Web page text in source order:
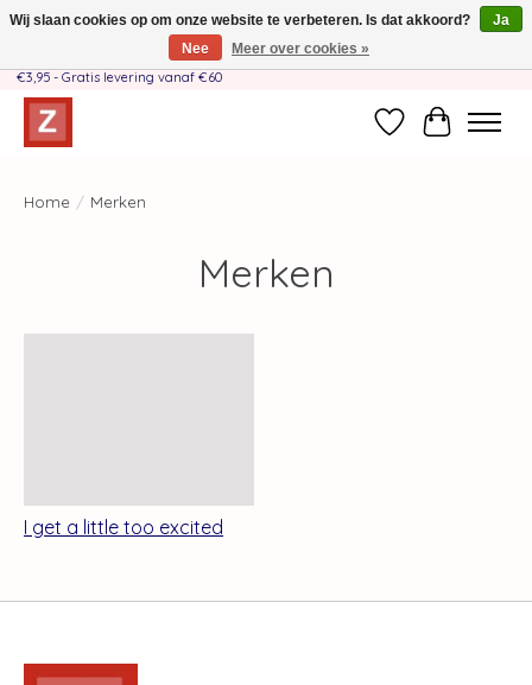
Handgemaakt door moeder-dochterteam❤️ - Verzendkosten BE & NL SLECHTS
€3,95 - Gratis levering vanaf €60
Verlanglijst
Home / Merken
Merken
I get a little too excited
Wij slaan cookies op om onze website te verbeteren. Is dat akkoord?
Ja
Nee
Meer over cookies »